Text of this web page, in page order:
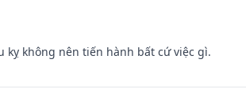
kỵ không nên tiến hành bất cứ việc gì.